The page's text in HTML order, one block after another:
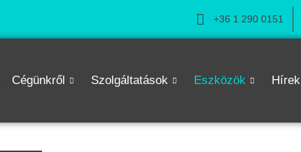
+36 1 290 0151
Cégünkről Szolgáltatások Eszközök Hírek